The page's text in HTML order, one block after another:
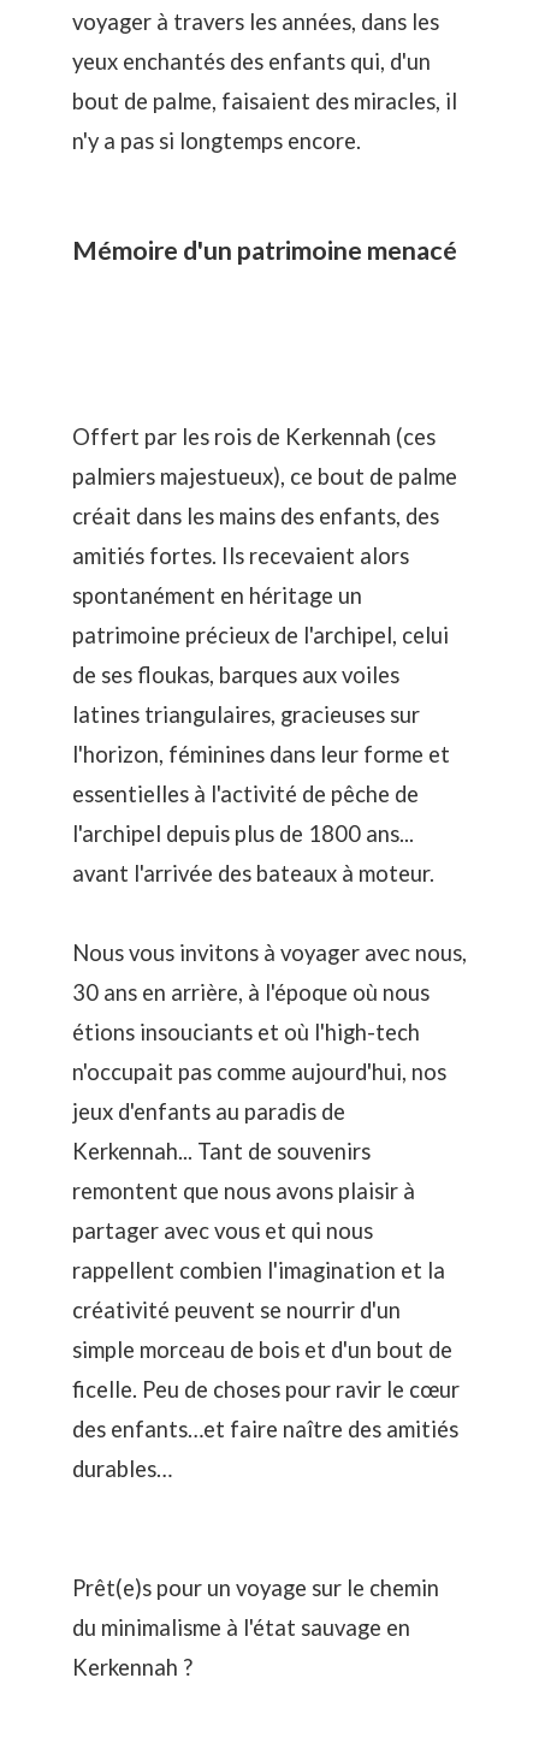
voyager à travers les années, dans les
yeux enchantés des enfants qui, d'un
bout de palme, faisaient des miracles, il
n'y a pas si longtemps encore.
Mémoire d'un patrimoine menacé
Offert par les rois de Kerkennah (ces
palmiers majestueux), ce bout de palme
créait dans les mains des enfants, des
amitiés fortes. Ils recevaient alors
spontanément en héritage un
patrimoine précieux de l'archipel, celui
de ses floukas, barques aux voiles
latines triangulaires, gracieuses sur
l'horizon, féminines dans leur forme et
essentielles à l'activité de pêche de
l'archipel depuis plus de 1800 ans...
avant l'arrivée des bateaux à moteur.
Nous vous invitons à voyager avec nous,
30 ans en arrière, à l'époque où nous
étions insouciants et où l'high-tech
n'occupait pas comme aujourd'hui, nos
jeux d'enfants au paradis de
Kerkennah... Tant de souvenirs
remontent que nous avons plaisir à
partager avec vous et qui nous
rappellent combien l'imagination et la
créativité peuvent se nourrir d'un
simple morceau de bois et d'un bout de
ficelle. Peu de choses pour ravir le cœur
des enfants…et faire naître des amitiés
durables…
Prêt(e)s pour un voyage sur le chemin
du minimalisme à l'état sauvage en
Kerkennah ?